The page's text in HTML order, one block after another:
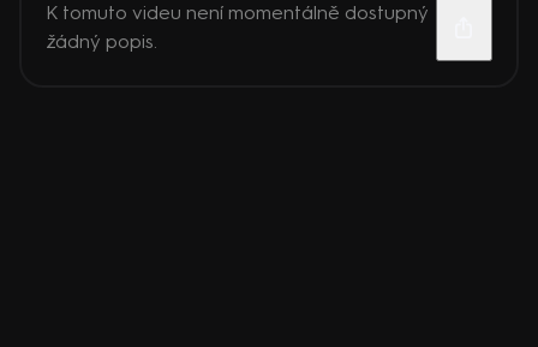
K tomuto videu není momentálně dostupný
žádný popis.